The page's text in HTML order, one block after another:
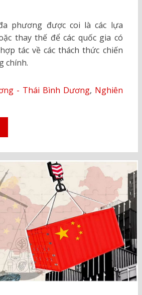
phương được coi là các lựa
thay thế để các quốc gia có
tác về các thách thức chiến
chính.
- Thái Bình Dương, Nghiên